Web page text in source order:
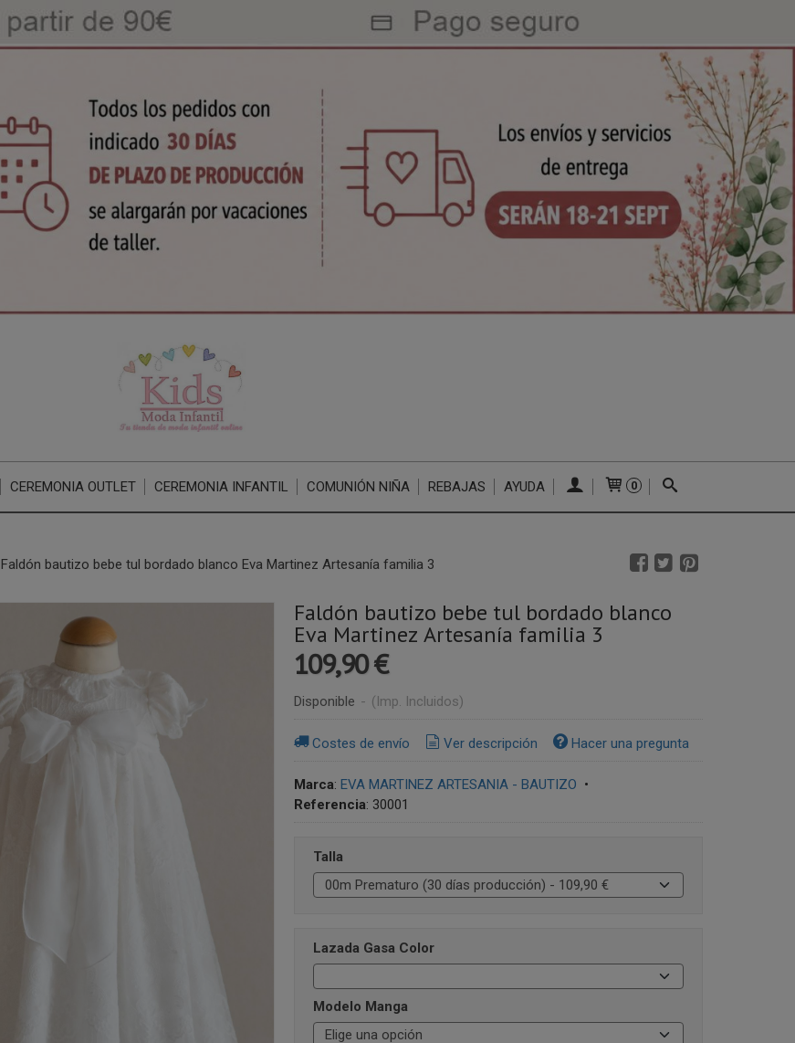
CEREMONIA OUTLET CEREMONIA INFANTIL COMUNIÓN NIÑA REBAJAS AYUDA 0
Faldón bautizo bebe tul bordado blanco Eva Martinez Artesanía familia 3
Faldón bautizo bebe tul bordado blanco
Eva Martinez Artesanía familia 3
109,90 €
Disponible - (Imp. Incluidos)
Costes de envío Ver descripción Hacer una pregunta
Marca: EVA MARTINEZ ARTESANIA - BAUTIZO •
Referencia: 30001
Talla
Lazada Gasa Color
Modelo Manga